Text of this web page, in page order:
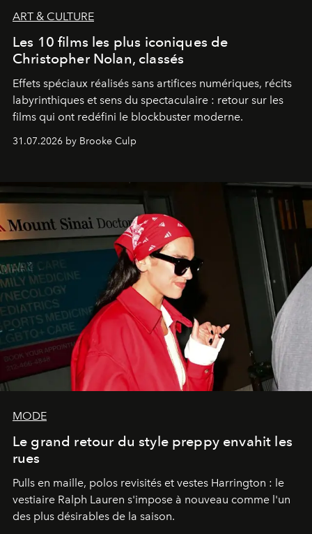
ART & CULTURE
Les 10 films les plus iconiques de
Christopher Nolan, classés
Effets spéciaux réalisés sans artifices numériques, récits
labyrinthiques et sens du spectaculaire : retour sur les
films qui ont redéfini le blockbuster moderne.
31.07.2026 by Brooke Culp
MODE
Le grand retour du style preppy envahit les
rues
Pulls en maille, polos revisités et vestes Harrington : le
vestiaire Ralph Lauren s'impose à nouveau comme l'un
des plus désirables de la saison.